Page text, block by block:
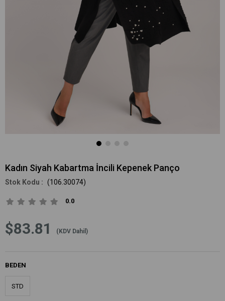
Kadın Siyah Kabartma İncili Kepenek Panço
(106.30074)
0.0
$83.81 (KDV Dahil)
BEDEN
STD